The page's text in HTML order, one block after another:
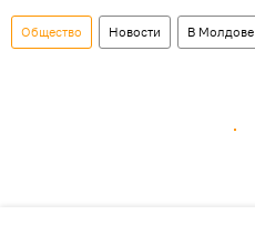
Общество Новости В Молдове